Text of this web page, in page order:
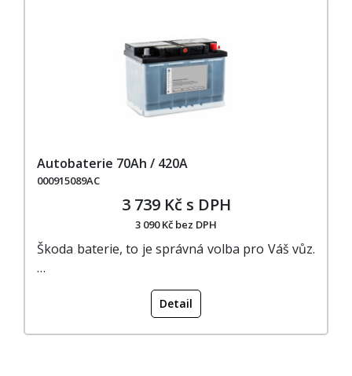
Autobaterie 70Ah / 420A
000915089AC
3 739 Kč s DPH
3 090 Kč bez DPH
Škoda baterie, to je správná volba pro Váš vůz.
…
Detail